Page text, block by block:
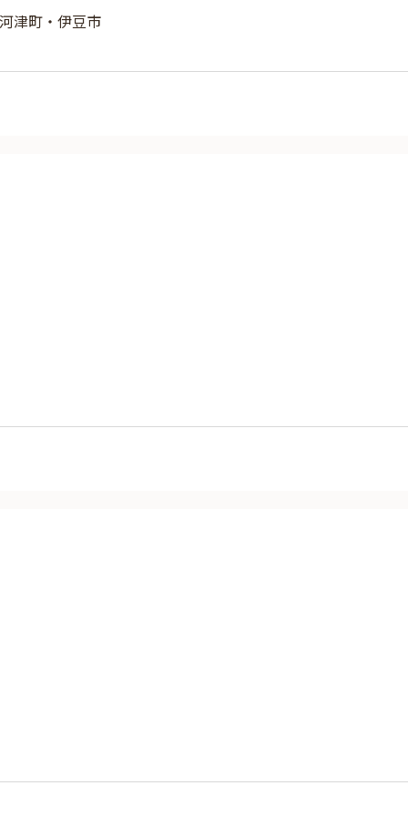
津町・伊豆市